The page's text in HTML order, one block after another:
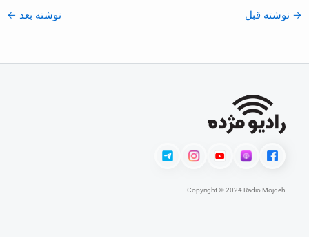
→ نوشته قبل نوشته بعد ←
Copyright © 2024 Radio Mojdeh